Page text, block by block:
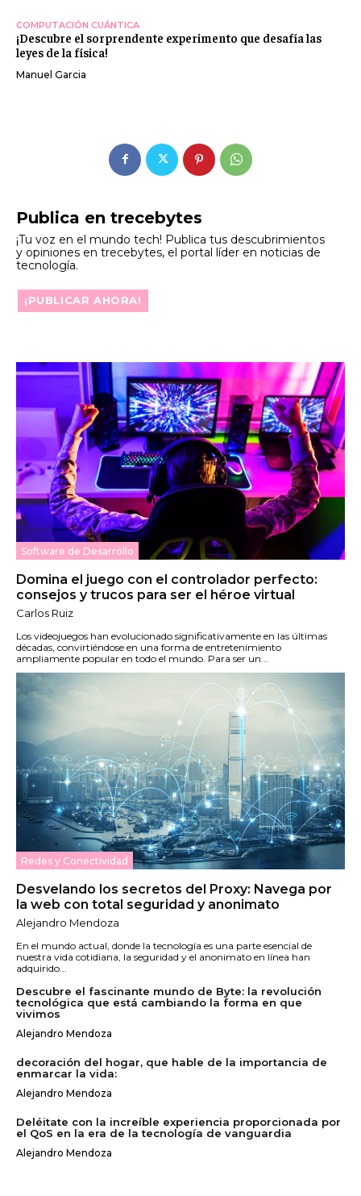
Publica en trecebytes
¡Tu voz en el mundo tech! Publica tus descubrimientos
y opiniones en trecebytes, el portal líder en noticias de
tecnología.
¡PUBLICAR AHORA!
Software de Desarrollo
Domina el juego con el controlador perfecto:
consejos y trucos para ser el héroe virtual
Carlos Ruiz
Los videojuegos han evolucionado significativamente en las últimas
décadas, convirtiéndose en una forma de entretenimiento
ampliamente popular en todo el mundo. Para ser un...
Redes y Conectividad
Desvelando los secretos del Proxy: Navega por
la web con total seguridad y anonimato
Alejandro Mendoza
En el mundo actual, donde la tecnología es una parte esencial de
nuestra vida cotidiana, la seguridad y el anonimato en línea han
adquirido...
Descubre el fascinante mundo de Byte: la revolución
tecnológica que está cambiando la forma en que
vivimos
Alejandro Mendoza
decoración del hogar, que hable de la importancia de
enmarcar la vida:
Alejandro Mendoza
Deléitate con la increíble experiencia proporcionada por
el QoS en la era de la tecnología de vanguardia
Alejandro Mendoza
COMPUTACIÓN CUÁNTICA
¡Descubre el sorprendente experimento que desafía las
leyes de la física!
Manuel Garcia